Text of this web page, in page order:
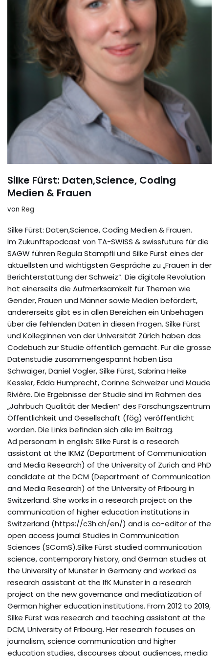
Silke Fürst: Daten,Science, Coding
Medien & Frauen
von Reg
Silke Fürst: Daten,Science, Coding Medien & Frauen.
Im Zukunftspodcast von TA-SWISS & swissfuture für die
SAGW führen Regula Stämpfli und Silke Fürst eines der
aktuellsten und wichtigsten Gespräche zu „Frauen in der
Berichterstattung der Schweiz“. Die digitale Revolution
hat einerseits die Aufmerksamkeit für Themen wie
Gender, Frauen und Männer sowie Medien befördert,
andererseits gibt es in allen Bereichen ein Unbehagen
über die fehlenden Daten in diesen Fragen. Silke Fürst
und Kolleg:innen von der Universität Zürich haben das
Codebuch zur Studie öffentlich gemacht. Für die grosse
Datenstudie zusammengespannt haben Lisa
Schwaiger, Daniel Vogler, Silke Fürst, Sabrina Heike
Kessler, Edda Humprecht, Corinne Schweizer und Maude
Rivière. Die Ergebnisse der Studie sind im Rahmen des
„Jahrbuch Qualität der Medien“ des Forschungszentrum
Öffentlichkeit und Gesellschaft (fög) veröffentlicht
worden. Die Links befinden sich alle im Beitrag.
Ad personam in english: Silke Fürst is a research
assistant at the IKMZ (Department of Communication
and Media Research) of the University of Zurich and PhD
candidate at the DCM (Department of Communication
and Media Research) of the University of Fribourg in
Switzerland. She works in a research project on the
communication of higher education institutions in
Switzerland (https://c3h.ch/en/) and is co-editor of the
open access journal Studies in Communication
Sciences (SComS).Silke Fürst studied communication
science, contemporary history, and German studies at
the University of Münster in Germany and worked as
research assistant at the IfK Münster in a research
project on the new governance and mediatization of
German higher education institutions. From 2012 to 2019,
Silke Fürst was research and teaching assistant at the
DCM, University of Fribourg. Her research focuses on
journalism, science communication and higher
education studies, discourses about audiences, media